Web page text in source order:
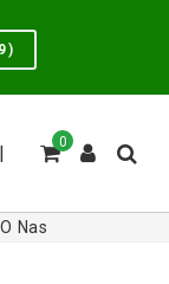
)
0
|
O Nas